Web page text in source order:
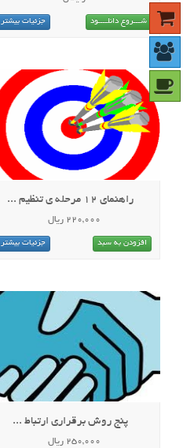
شـــروع دانلــــود جزئیات بیشتر
راهنمای 12 مرحله ی تنظیم ...
220,000 ریال
افزودن به سبد جزئیات بیشتر
پنج روش برقراری ارتباط ...
250,000 ریال